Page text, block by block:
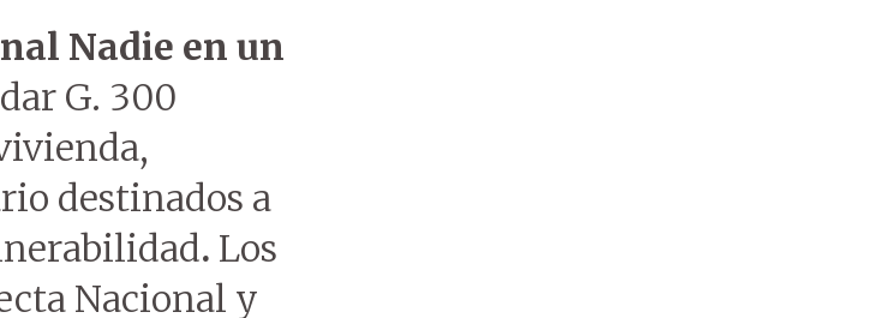
Nadie en un
G. 300
destinados a
. Los
Nacional y